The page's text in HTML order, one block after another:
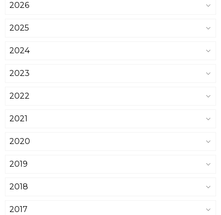
2026
2025
2024
2023
2022
2021
2020
2019
2018
2017